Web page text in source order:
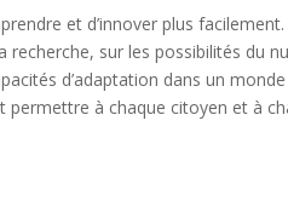
et d’innover plus facilement.
sur les possibilités du
d’adaptation dans un
à chaque citoyen et à